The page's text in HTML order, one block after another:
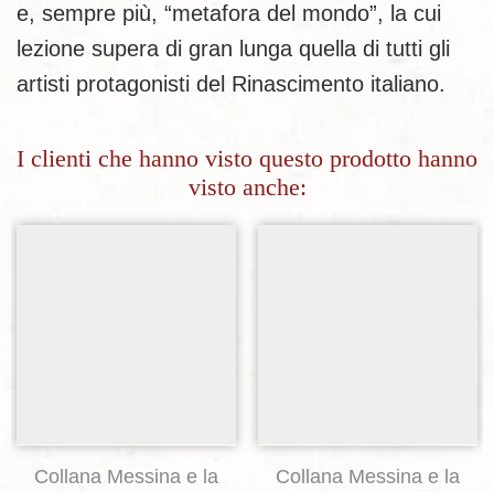
e, sempre più, “metafora del mondo”, la cui
lezione supera di gran lunga quella di tutti gli
artisti protagonisti del Rinascimento italiano.
I clienti che hanno visto questo prodotto hanno
visto anche:
Collana Messina e la
Collana Messina e la